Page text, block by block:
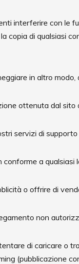
interferire con le
copia di qualsiasi
in altro modo,
ottenuta dal
servizi di
a qualsiasi
o offrire di
non
di caricare o
(pubblicazione